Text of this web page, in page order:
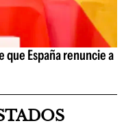
que España renuncie a